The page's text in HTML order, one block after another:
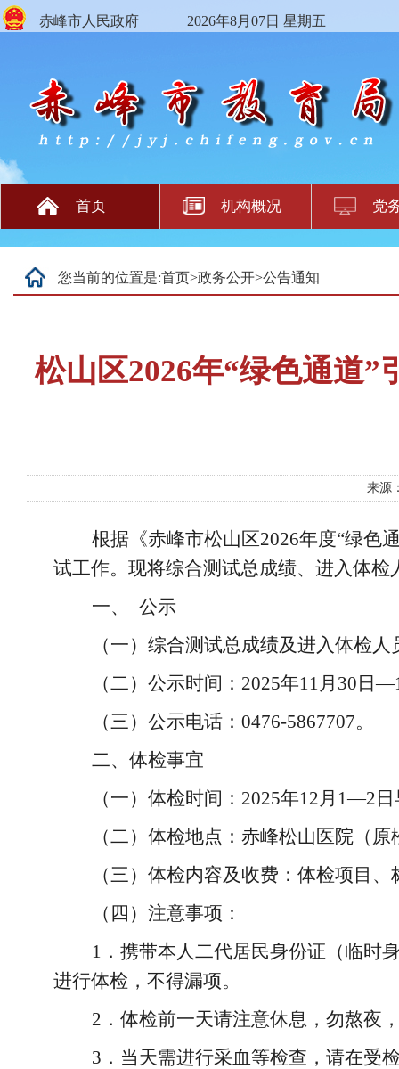
赤峰市人民政府 2026年8月07日 星期五
首页 机构概况 党
您当前的位置是:首页>政务公开>公告通知
松山区2026年“绿色通道
来源
根据 《赤峰市松山区2026年度“绿色
试工作。现将综合测试总成绩、进入体
一、 公示
（一）综合测试总成绩及进入体检
（二）公示时间： 2025年11月30日
（三）公示电话： 0476-5867707。
二、体检事宜
（一）体检时间： 2025年12月1—2日
（二）体检地点：赤峰松山医院（原
（三）体检内容及收费：体检项目
（四）注意事项：
1．携带本人二代居民身份证（临时
进行体检，不得漏项。
2．体检前一天请注意休息，勿熬夜
3．当天需进行采血等检查，请在受